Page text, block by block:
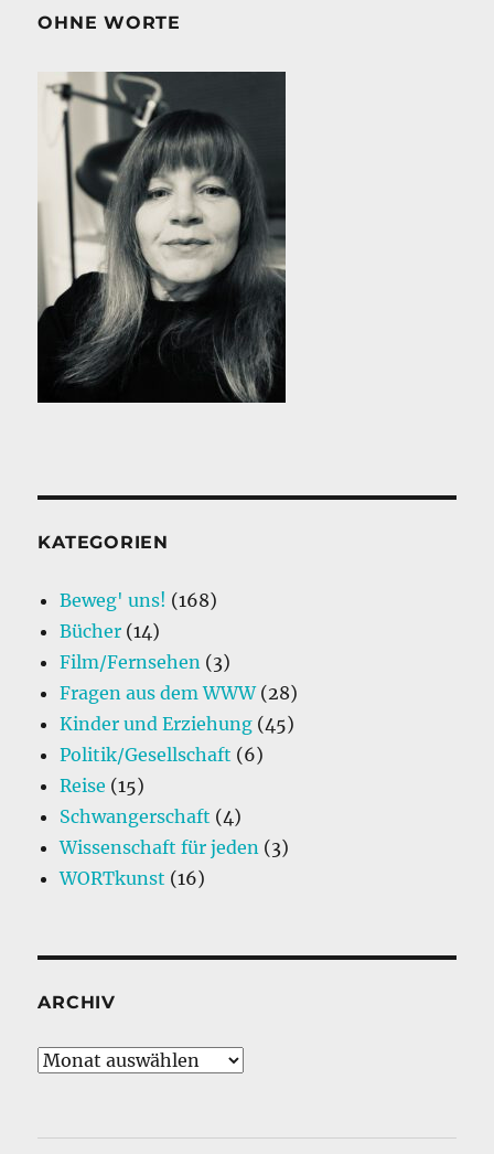
OHNE WORTE
KATEGORIEN
Beweg' uns! (168)
Bücher (14)
Film/Fernsehen (3)
Fragen aus dem WWW(28)
Kinder und Erziehung (45)
Politik/Gesellschaft (6)
Reise (15)
Schwangerschaft (4)
Wissenschaft für jeden (3)
WORTkunst (16)
ARCHIV
Archiv